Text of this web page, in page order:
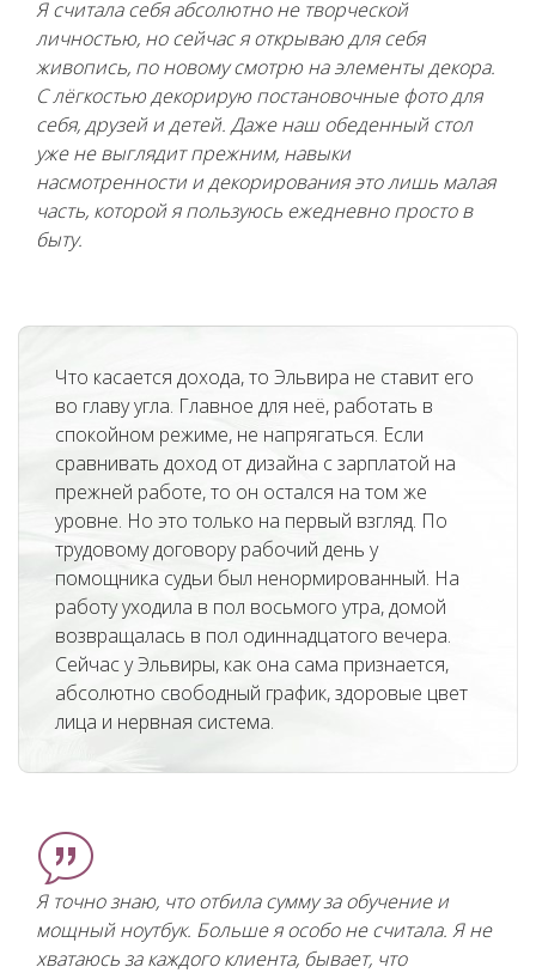
Я считала себя абсолютно не творческой
личностью, но сейчас я открываю для себя
живопись, по новому смотрю на элементы декора.
С лёгкостью декорирую постановочные фото для
себя, друзей и детей. Даже наш обеденный стол
уже не выглядит прежним, навыки
насмотренности и декорирования это лишь малая
часть, которой я пользуюсь ежедневно просто в
быту.
Что касается дохода, то Эльвира не ставит его
во главу угла. Главное для неё, работать в
спокойном режиме, не напрягаться. Если
сравнивать доход от дизайна с зарплатой на
прежней работе, то он остался на том же
уровне. Но это только на первый взгляд. По
трудовому договору рабочий день у
помощника судьи был ненормированный. На
работу уходила в пол восьмого утра, домой
возвращалась в пол одиннадцатого вечера.
Сейчас у Эльвиры, как она сама признается,
абсолютно свободный график, здоровые цвет
лица и нервная система.
Я точно знаю, что отбила сумму за обучение и
мощный ноутбук. Больше я особо не считала. Я не
хватаюсь за каждого клиента, бывает, что